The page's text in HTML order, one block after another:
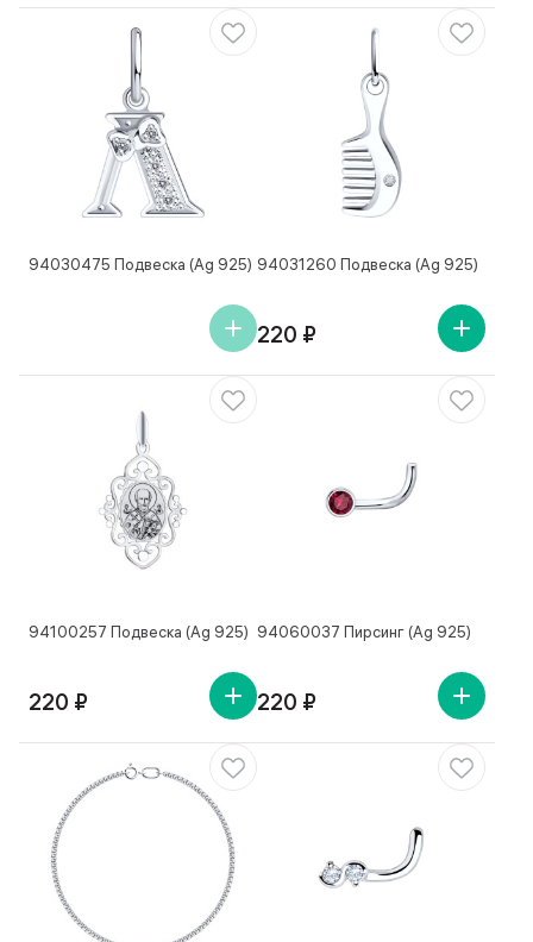
94030475 Подвеска (Ag 925) 94031260 Подвеска (Ag 925)
220 ₽
94100257 Подвеска (Ag 925)
220 ₽
94060037 Пирсинг (Ag 925)
220 ₽